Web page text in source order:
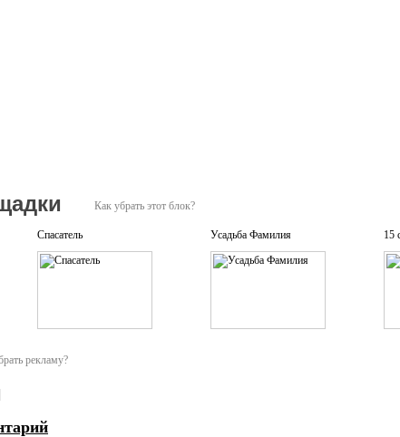
Как убрать этот блок?
Спасатель Усадьба Фамилия 15
рекламу?